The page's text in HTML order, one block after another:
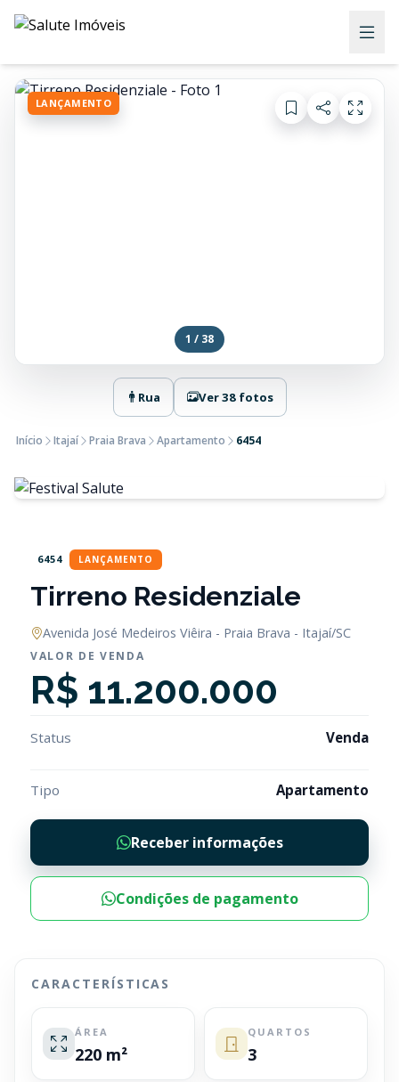
LANÇAMENTO
1 / 38
Rua Ver 38 fotos
Início Itajaí Praia Brava Apartamento 6454
6454 LANÇAMENTO
Tirreno Residenziale
Avenida José Medeiros Viêira - Praia Brava - Itajaí/SC
VALOR DE VENDA
R$ 11.200.000
Status Venda
Tipo Apartamento
Receber informações
Condições de pagamento
CARACTERÍSTICAS
ÁREA
220 m²
QUARTOS
3